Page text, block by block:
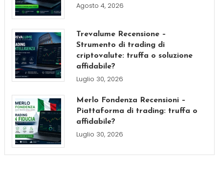
Agosto 4, 2026
Trevalume Recensione –
Strumento di trading di
criptovalute: truffa o soluzione
affidabile?
Luglio 30, 2026
Merlo Fondenza Recensioni –
Piattaforma di trading: truffa o
affidabile?
Luglio 30, 2026